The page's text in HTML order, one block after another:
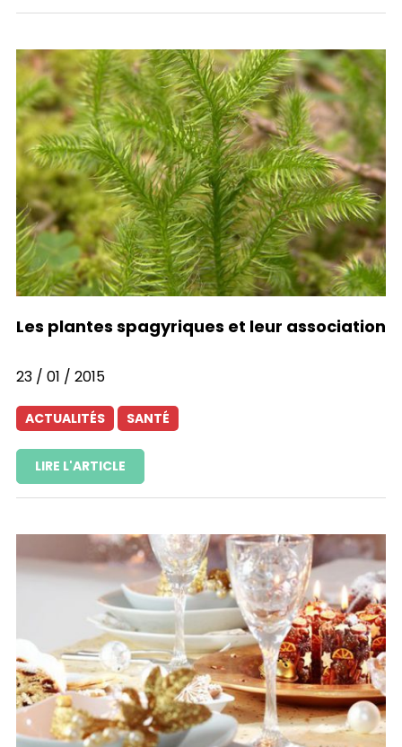
Les plantes spagyriques et leur association
23 / 01 / 2015
ACTUALITÉS SANTÉ
LIRE L'ARTICLE